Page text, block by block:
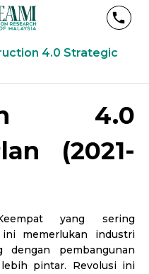
4.0 Strategic
4.0
(2021-
yang sering
memerlukan industri
dengan pembangunan
pintar. Revolusi ini